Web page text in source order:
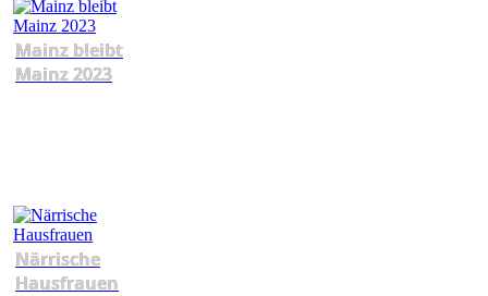
Mainz bleibt
Mainz 2023
Närrische
Hausfrauen